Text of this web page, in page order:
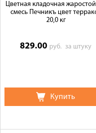
Цветная кладочная
смесь Печникъ цвет
20,0 кг
829.00 руб.за штуку
Купить